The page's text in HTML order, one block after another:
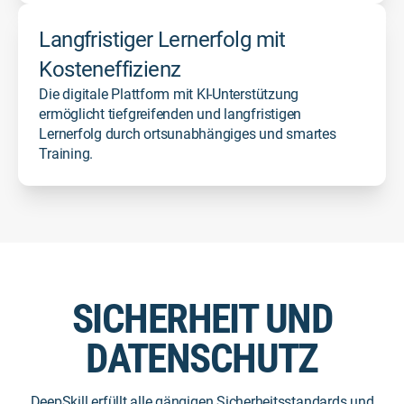
Langfristiger Lernerfolg mit
Kosteneffizienz
Die digitale Plattform mit KI-Unterstützung
ermöglicht tiefgreifenden und langfristigen
Lernerfolg durch ortsunabhängiges und smartes
Training.
SICHERHEIT UND
DATENSCHUTZ